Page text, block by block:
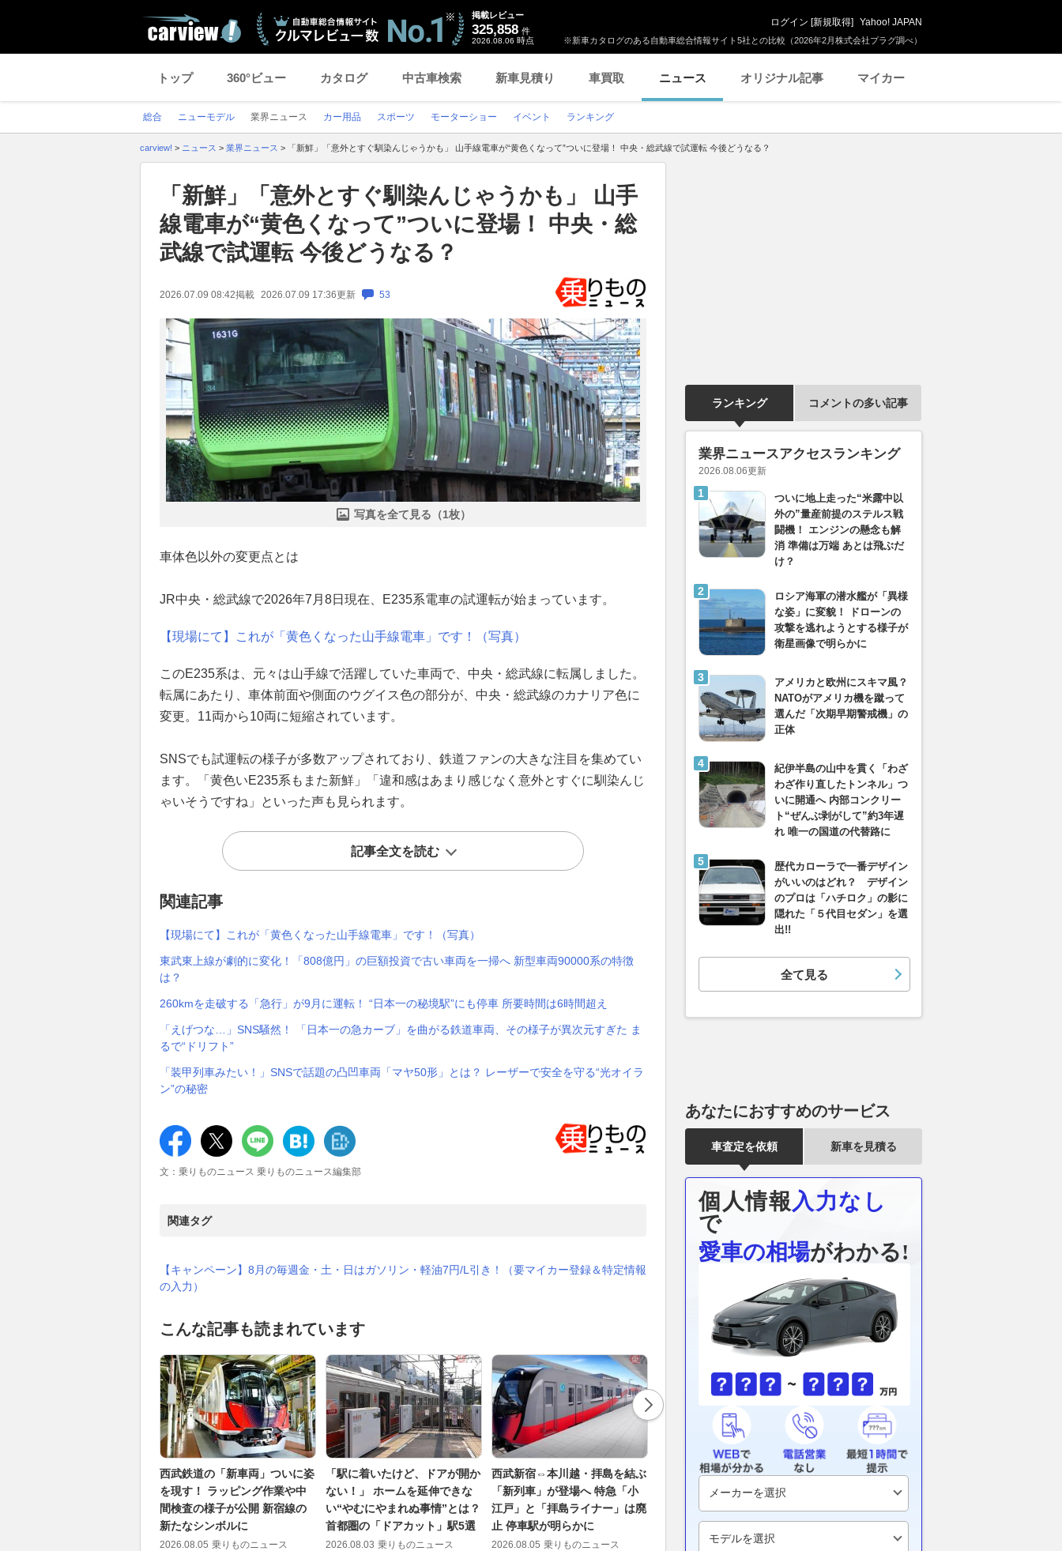
※新車カタログのある自動車総合情報サイト5社との比較（2026年2月株式会社プラグ調べ）
掲載レビュー
325,858 件
2026.08.06 時点
ログイン [新規取得] Yahoo! JAPAN
トップ 360°ビュー カタログ 中古車検索 新車見積り 車買取 ニュース オリジナル記事 マイカー
総合 ニューモデル 業界ニュース カー用品 スポーツ モーターショー イベント ランキング
carview! > ニュース > 業界ニュース > 「新鮮」「意外とすぐ馴染んじゃうかも」 山手線電車が“黄色くなって”ついに登場！ 中央・総武線で試運転 今後どうなる？
「新鮮」「意外とすぐ馴染んじゃうかも」 山手
線電車が“黄色くなって”ついに登場！ 中央・総
武線で試運転 今後どうなる？
2026.07.09 08:42掲載 2026.07.09 17:36更新 53
写真を全て見る（1枚）
車体色以外の変更点とは
JR中央・総武線で2026年7月8日現在、E235系電車の試運転が始まっています。
【現場にて】これが「黄色くなった山手線電車」です！（写真）
このE235系は、元々は山手線で活躍していた車両で、中央・総武線に転属しました。
転属にあたり、車体前面や側面のウグイス色の部分が、中央・総武線のカナリア色に
変更。11両から10両に短縮されています。
SNSでも試運転の様子が多数アップされており、鉄道ファンの大きな注目を集めてい
ます。「黄色いE235系もまた新鮮」「違和感はあまり感じなく意外とすぐに馴染んじ
ゃいそうですね」といった声も見られます。
記事全文を読む
関連記事
【現場にて】これが「黄色くなった山手線電車」です！（写真）
東武東上線が劇的に変化！「808億円」の巨額投資で古い車両を一掃へ 新型車両90000系の特徴
は？
260kmを走破する「急行」が9月に運転！ “日本一の秘境駅”にも停車 所要時間は6時間超え
「えげつな…」SNS騒然！ 「日本一の急カーブ」を曲がる鉄道車両、その様子が異次元すぎた ま
るで“ドリフト”
「装甲列車みたい！」SNSで話題の凸凹車両「マヤ50形」とは？ レーザーで安全を守る“光オイラ
ン”の秘密
文：乗りものニュース 乗りものニュース編集部
関連タグ
【キャンペーン】8月の毎週金・土・日はガソリン・軽油7円/L引き！（要マイカー登録＆特定情報
の入力）
こんな記事も読まれています
西武鉄道の「新車両」ついに姿
を現す！ ラッピング作業や中
間検査の様子が公開 新宿線の
新たなシンボルに
2026.08.05 乗りものニュース
「駅に着いたけど、ドアが開か
ない！」 ホームを延伸できな
い“やむにやまれぬ事情”とは？
首都圏の「ドアカット」駅5選
2026.08.03 乗りものニュース
西武新宿⇔本川越・拝島を結ぶ
「新列車」が登場へ 特急「小
江戸」と「拝島ライナー」は廃
止 停車駅が明らかに
2026.08.05 乗りものニュース
ブルートレイン客車は「解体し
ない」 日本初「サウナ電車」
設置で保存車両たちはどうな
る？ 関係者に直撃 富士急
乗りものニュース
東京都心の大深度を貫く「地下
鉄延伸」が本格化！ 国内屈指
の“モグラ区間”に 東京メトロ
がシールド工事に着手へ
乗りものニュース
ランキング コメントの多い記事
業界ニュースアクセスランキング
2026.08.06更新
ついに地上走った“米露中以
外の”量産前提のステルス戦
闘機！ エンジンの懸念も解
消 準備は万端 あとは飛ぶだ
け？
ロシア海軍の潜水艦が「異様
な姿」に変貌！ ドローンの
攻撃を逃れようとする様子が
衛星画像で明らかに
アメリカと欧州にスキマ風？
NATOがアメリカ機を蹴って
選んだ「次期早期警戒機」の
正体
紀伊半島の山中を貫く「わざ
わざ作り直したトンネル」つ
いに開通へ 内部コンクリー
ト“ぜんぶ剥がして”約3年遅
れ 唯一の国道の代替路に
歴代カローラで一番デザイン
がいいのはどれ？ デザイン
のプロは「ハチロク」の影に
隠れた「５代目セダン」を選
出!!
全て見る
あなたにおすすめのサービス
車査定を依頼 新車を見積る
個人情報 入力なし
で
愛車の相場がわかる!